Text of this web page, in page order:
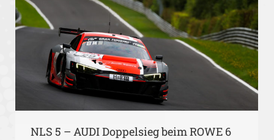
NLS 5 – AUDI Doppelsieg beim ROWE 6